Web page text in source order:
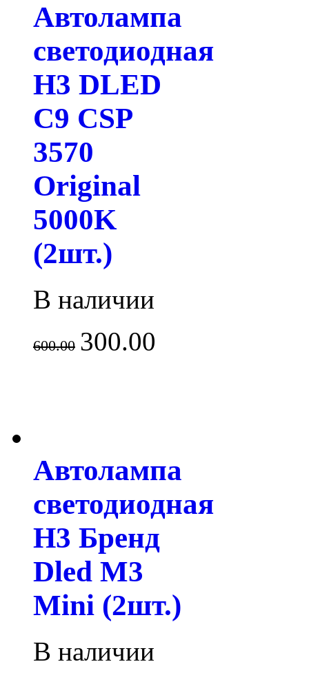
Автолампа
светодиодная
H3 DLED
C9 CSP
3570
Original
5000K
(2шт.)
В наличии
600.00 300.00
Автолампа
светодиодная
H3 Бренд
Dled M3
Mini (2шт.)
В наличии